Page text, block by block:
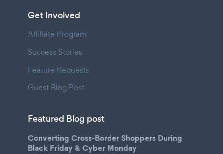
Get Involved
Affiliate Program
Success Stories
Feature Requests
Guest Blog Post
Featured Blog post
Converting Cross-Border Shoppers During
Black Friday & Cyber Monday